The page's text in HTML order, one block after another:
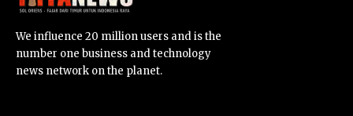
We influence 20 million users and is the
number one business and technology
news network on the planet.